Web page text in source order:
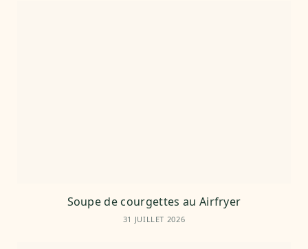
Soupe de courgettes au Airfryer
31 JUILLET 2026